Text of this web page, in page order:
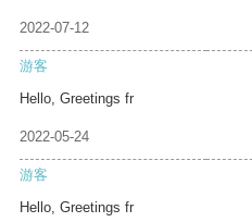
2022-07-12
游客
Hello, Greetings fr
2022-05-24
游客
Hello, Greetings fr